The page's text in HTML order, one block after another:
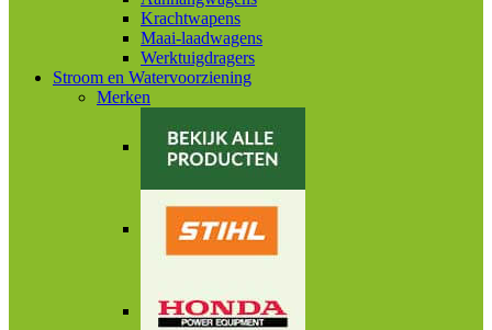
Krachtwapens
Maai-laadwagens
Werktuigdragers
Stroom en Watervoorziening
Merken